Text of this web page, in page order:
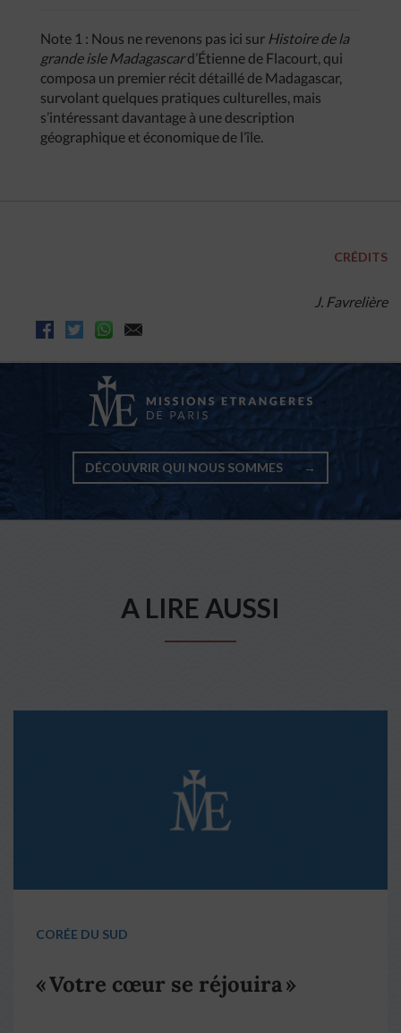
Note 1 : Nous ne revenons pas ici sur Histoire de la
grande isle Madagascard’Étienne de Flacourt, qui
composa un premier récit détaillé de Madagascar,
survolant quelques pratiques culturelles, mais
s’intéressant davantage à une description
géographique et économique de l’île.
CRÉDITS
J. Favrelière
DÉCOUVRIR QUI NOUS SOMMES →
A LIRE AUSSI
CORÉE DU SUD
« Votre cœur se réjouira »